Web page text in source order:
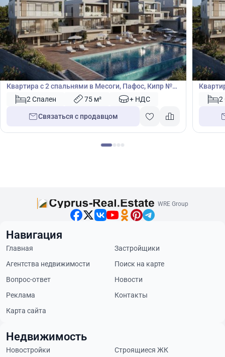
€305 000
Квартира
Квартира с 2 спальнями в Месоги, Пафос, Кипр №
500522 Спален 75 м² + НДС
Связаться с продавцом
€305
500532
WRE Group
Навигация
Главная
Застройщики
Агентства недвижимости
Поиск на карте
Вопрос-ответ
Новости
Реклама
Контакты
Карта сайта
Недвижимость
Новостройки Строящиеся ЖК